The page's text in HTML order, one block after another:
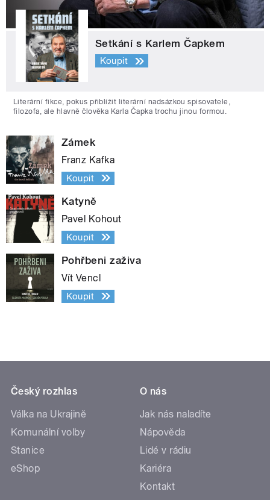
Setkání s Karlem Čapkem
Koupit
Literární fikce, pokus přiblížit literární nadsázkou spisovatele,
filozofa, ale hlavně člověka Karla Čapka trochu jinou formou.
Zámek
Franz Kafka
Koupit
Katyně
Pavel Kohout
Koupit
Pohřbeni zaživa
Vít Vencl
Koupit
Český rozhlas
Válka na Ukrajině
Komunální volby
Stanice
eShop
O nás
Jak nás naladíte
Nápověda
Lidé v rádiu
Kariéra
Kontakt